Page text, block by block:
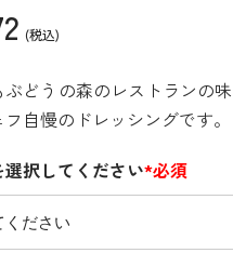
(税込)
ぶどうの森のレストランの
自慢のドレッシングです。
択してください*必須